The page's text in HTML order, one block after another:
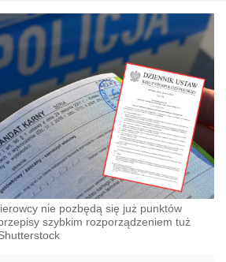
nie pozbędą się już punktów
szybkim rozporządzeniem tuż